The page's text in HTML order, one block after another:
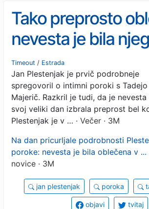
Tako preprosto
nevesta je bila
Tadeja: Jan
razkril
skrivni poroki
Timeout / Estrada
Jan Plestenjak je prvič podrobneje
spregovoril o intimni poroki s Tadejo
Majerič. Razkril je tudi, da je nevesta
svoj veliki dan izbrala preprost bel
Plestenjak je v … · Večer · 3M
Na dan pricurljale podrobnosti
poroke: nevesta je bila oblečena v ...
novice · 3M
jan plestenjak poroka
objavi tvitaj